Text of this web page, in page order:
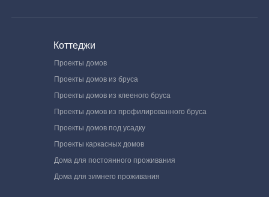
Коттеджи
Проекты домов
Проекты домов из бруса
Проекты домов из клееного бруса
Проекты домов из профилированного бруса
Проекты домов под усадку
Проекты каркасных домов
Дома для постоянного проживания
Дома для зимнего проживания